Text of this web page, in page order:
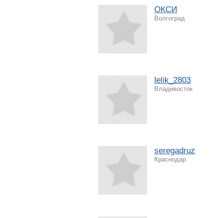
ОКСИ
Волгоград
lelik_2803
Владивосток
seregadruz
Краснодар